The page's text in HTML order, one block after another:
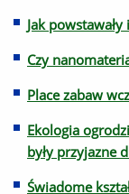
Jak
Czy
Place zabaw
Ekologia
były przyjazne
Świadome